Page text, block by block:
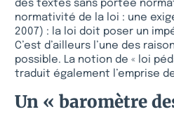
des textes sans portée
normativité de la loi : une
2007) : la loi doit poser un
C’est d’ailleurs l’une des
possible. La notion de « loi
traduit également l’emprise
Un « baromètre